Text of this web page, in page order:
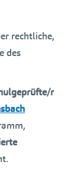
rechtliche,
des
r